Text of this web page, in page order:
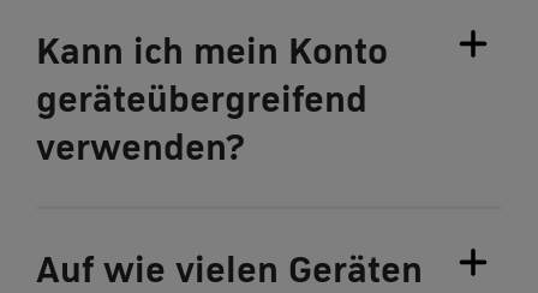
Kann ich mein Konto
geräteübergreifend
verwenden?
Auf wie vielen Geräten